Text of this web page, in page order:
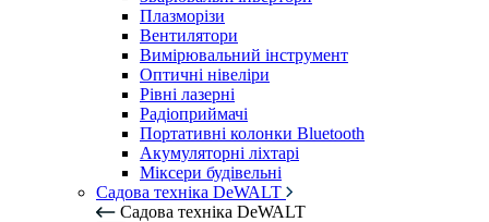
Плазморізи
Вентилятори
Вимірювальний інструмент
Оптичні нівеліри
Рівні лазерні
Радіоприймачі
Портативні колонки Bluetooth
Акумуляторні ліхтарі
Міксери будівельні
Садова техніка DeWALT
Садова техніка DeWALT